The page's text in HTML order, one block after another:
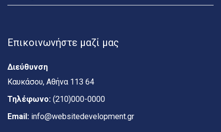
Επικοινωνήστε μαζί μας
Διεύθυνση
Καυκάσου, Αθήνα 113 64
Τηλέφωνο: (210)000-0000
Email: info@websitedevelopment.gr